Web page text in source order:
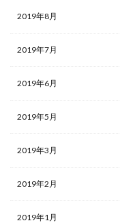
2019年8月
2019年7月
2019年6月
2019年5月
2019年3月
2019年2月
2019年1月